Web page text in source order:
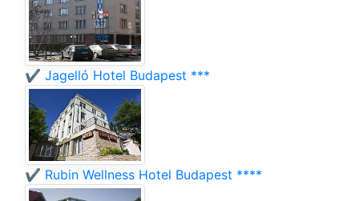
✔️ Jagelló Hotel Budapest ***
✔️ Rubin Wellness Hotel Budapest ****